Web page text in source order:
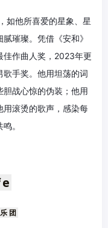
如他所喜爱的星象、星
璀璨。凭借《安和》
佳作曲人奖，2023年更
手奖。他用坦荡的词
战心惊的伪装；他用
用滚烫的歌声，感染每
。
团